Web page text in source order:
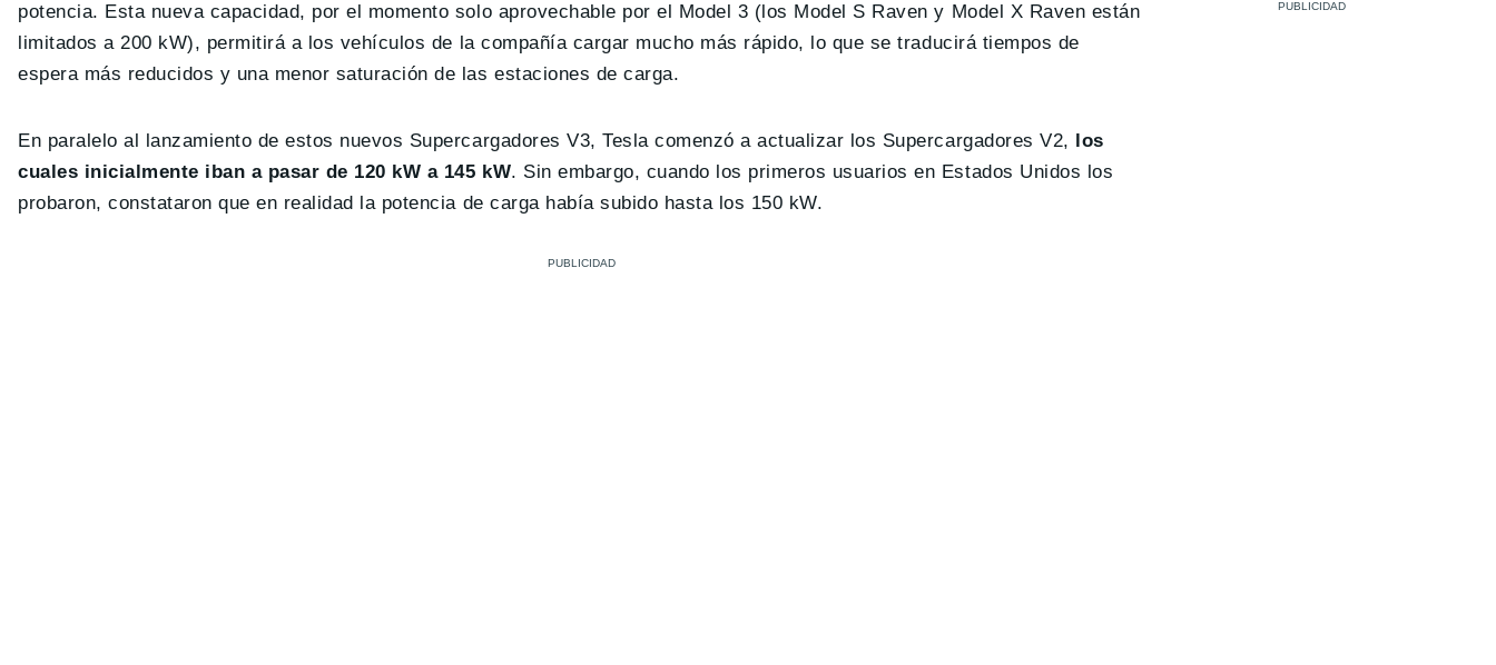
potencia. Esta nueva capacidad, por el momento solo aprovechable por el Model 3 (los Model S Raven y Model X Raven están
limitados a 200 kW), permitirá a los vehículos de la compañía cargar mucho más rápido, lo que se traducirá tiempos de
espera más reducidos y una menor saturación de las estaciones de carga.
En paralelo al lanzamiento de estos nuevos Supercargadores V3, Tesla comenzó a actualizar los Supercargadores V2, los
cuales inicialmente iban a pasar de 120 kW a 145 kW. Sin embargo, cuando los primeros usuarios en Estados Unidos los
probaron, constataron que en realidad la potencia de carga había subido hasta los 150 kW.